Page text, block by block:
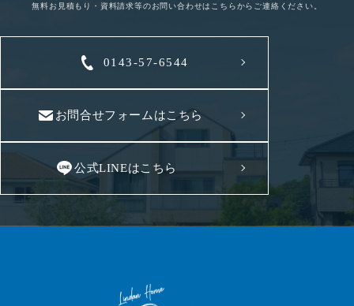
無料お見積もり・資料請求等のお問い合わせはこちらからご連絡ください。
0143-57-6544
お問合せフォームはこちら
公式LINEはこちら